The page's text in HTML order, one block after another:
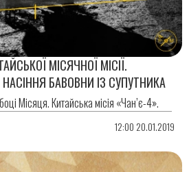
МІСЯЧНОЇ МІСІЇ.
БАВОВНИ ІЗ СУПУТНИКА
Місяця. Китайська місія «Чан’є-4».
12:00 20.01.2019